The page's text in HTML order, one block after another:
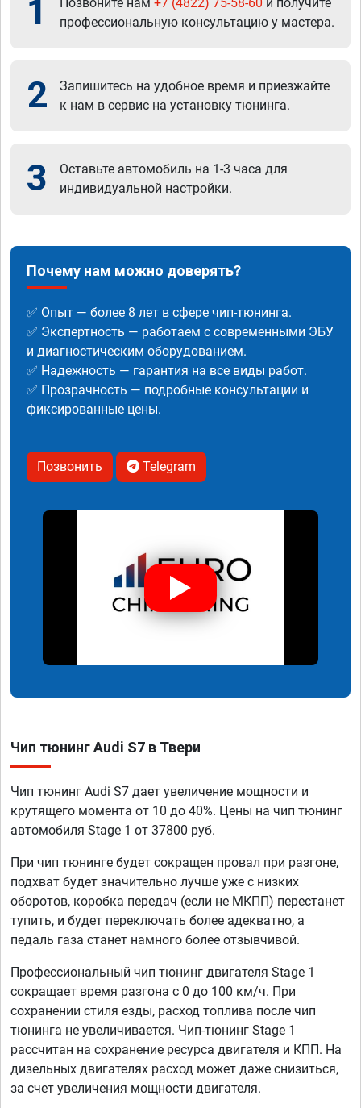
1
профессиональную консультацию у мастера.
2
Запишитесь на удобное время и приезжайте
к нам в сервис на установку тюнинга.
3
Оставьте автомобиль на 1-3 часа для
индивидуальной настройки.
Почему нам можно доверять?
✅ Опыт — более 8 лет в сфере чип-тюнинга.
✅ Экспертность — работаем с современными ЭБУ
и диагностическим оборудованием.
✅ Надежность — гарантия на все виды работ.
✅ Прозрачность — подробные консультации и
фиксированные цены.
Позвонить Telegram
Чип тюнинг Audi S7 в Твери
Чип тюнинг Audi S7 дает увеличение мощности и
крутящего момента от 10 до 40%. Цены на чип тюнинг
автомобиля Stage 1 от 37800 руб.
При чип тюнинге будет сокращен провал при разгоне,
подхват будет значительно лучше уже с низких
оборотов, коробка передач (если не МКПП) перестанет
тупить, и будет переключать более адекватно, а
педаль газа станет намного более отзывчивой.
Профессиональный чип тюнинг двигателя Stage 1
сокращает время разгона с 0 до 100 км/ч. При
сохранении стиля езды, расход топлива после чип
тюнинга не увеличивается. Чип-тюнинг Stage 1
рассчитан на сохранение ресурса двигателя и КПП. На
дизельных двигателях расход может даже снизиться,
за счет увеличения мощности двигателя.